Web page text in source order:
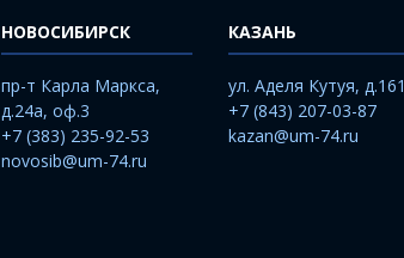
НОВОСИБИРСК
пр-т Карла Маркса,
д.24а, оф.3
+7 (383) 235-92-53
novosib@um-74.ru
КАЗАНЬ
ул. Аделя Кутуя, д.161
+7 (843) 207-03-87
kazan@um-74.ru